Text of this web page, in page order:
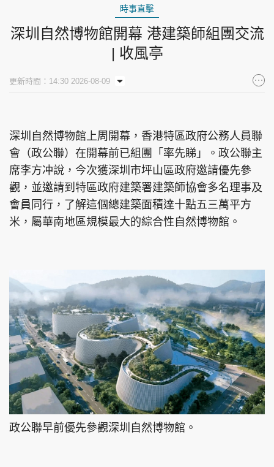
時事直擊
深圳自然博物館開幕 港建築師組團交流
| 收風亭
更新時間：14:30 2026-08-09
深圳自然博物館上周開幕，香港特區政府公務人員聯
會（政公聯）在開幕前已組團「率先睇」。政公聯主
席李方冲說，今次獲深圳市坪山區政府邀請優先參
觀，並邀請到特區政府建築署建築師協會多名理事及
會員同行，了解這個總建築面積達十點五三萬平方
米，屬華南地區規模最大的綜合性自然博物館。
政公聯早前優先參觀深圳自然博物館。